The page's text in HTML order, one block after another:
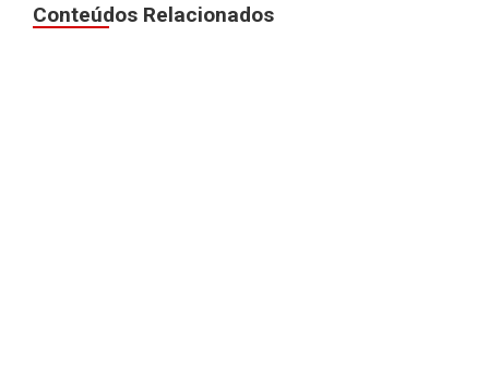
Conteúdos Relacionados